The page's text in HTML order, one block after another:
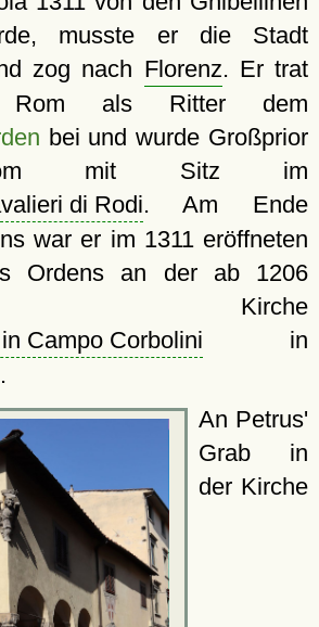
musste er die Stadt
zog nach Florenz. Er trat
als Ritter dem
bei und wurde Großprior
mit Sitz im
di Rodi. Am Ende
war er im 1311 eröffneten
Ordens an der ab 1206
Kirche
Campo Corbolini in
An Petrus'
Grab in
der Kirche